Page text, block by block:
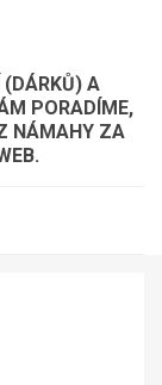
(DÁRKŮ) A
PORADÍME,
NÁMAHY ZA